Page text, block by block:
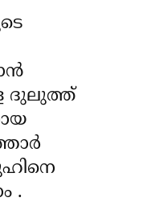
ദുലുത്ത്
.